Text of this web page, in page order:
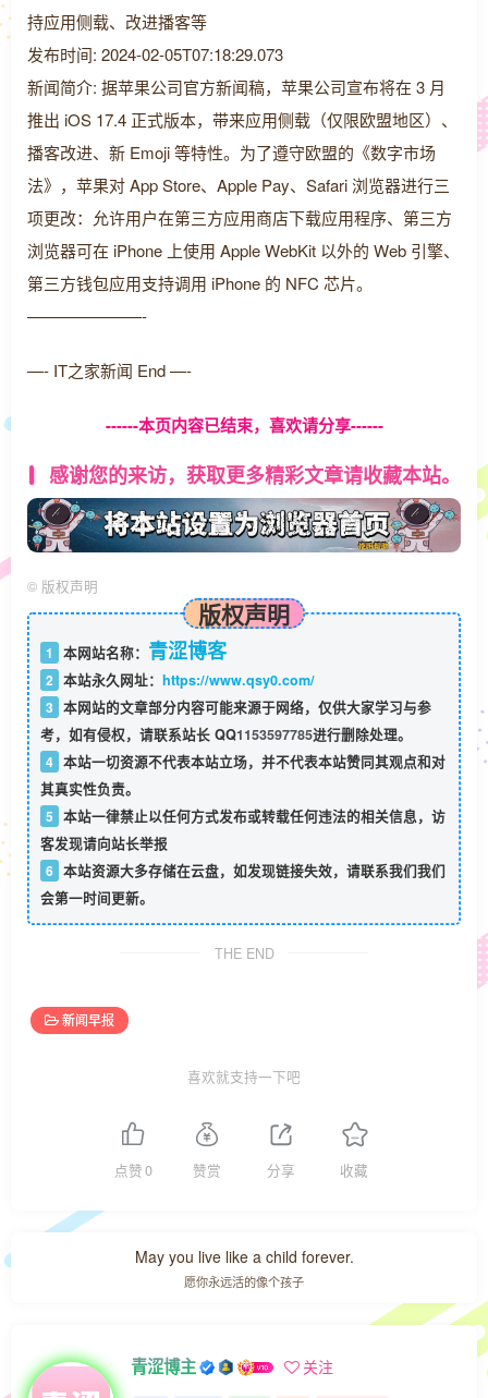
持应用侧载、改进播客等
发布时间: 2024-02-05T07:18:29.073
新闻简介: 据苹果公司官方新闻稿，苹果公司宣布将在 3 月
推出 iOS 17.4 正式版本，带来应用侧载（仅限欧盟地区）、
播客改进、新 Emoji 等特性。为了遵守欧盟的《数字市场
法》，苹果对 App Store、Apple Pay、Safari 浏览器进行三
项更改：允许用户在第三方应用商店下载应用程序、第三方
浏览器可在 iPhone 上使用 Apple WebKit 以外的 Web 引擎、
第三方钱包应用支持调用 iPhone 的 NFC 芯片。
———————-
—- IT之家新闻 End —-
------本页内容已结束，喜欢请分享------
感谢您的来访，获取更多精彩文章请收藏本站。
© 版权声明
版权声明
1 本网站名称： 青涩博客
2 本站永久网址： https://www.qsy0.com/
3 本网站的文章部分内容可能来源于网络，仅供大家学习与参
考，如有侵权，请联系站长 QQ1153597785进行删除处理。
4 本站一切资源不代表本站立场，并不代表本站赞同其观点和对
其真实性负责。
5 本站一律禁止以任何方式发布或转载任何违法的相关信息，访
客发现请向站长举报
6 本站资源大多存储在云盘，如发现链接失效，请联系我们我们
会第一时间更新。
THE END
新闻早报
喜欢就支持一下吧
点赞0 赞赏 分享 收藏
May you live like a child forever.
愿你永远活的像个孩子
青涩博主 关注